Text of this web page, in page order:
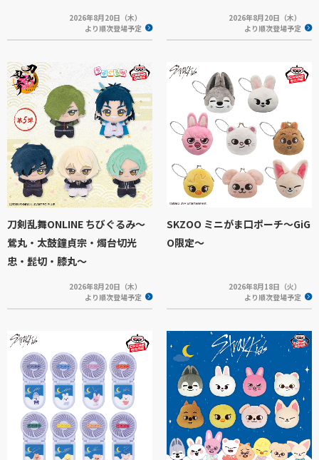
2026年8月20日（木）
より順次登場予定
2026年8月20日（木）
より順次登場予定
刀剣乱舞ONLINE ちびぐるみ～
鶯丸・太鼓鐘貞宗・燭台切光
忠・髭切・膝丸～
2026年8月20日（木）
より順次登場予定
SKZOO ミニがま口ポーチ～GiG
O限定～
2026年8月18日（火）
より順次登場予定